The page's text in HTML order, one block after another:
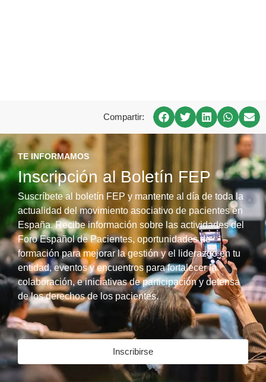
Compartir:
TE INFORMAMOS
Inscripción al Boletín FEP
Suscríbete al boletín FEP y mantente al día de toda la
actualidad del movimiento asociativo de pacientes en
España. Recibe información sobre las actividades del
Foro Español de Pacientes, oportunidades de
formación para mejorar la gestión y el liderazgo en tu
entidad, eventos y encuentros para fortalecer la
colaboración, e iniciativas de participación y defensa
de los derechos de los pacientes.
Inscribirse